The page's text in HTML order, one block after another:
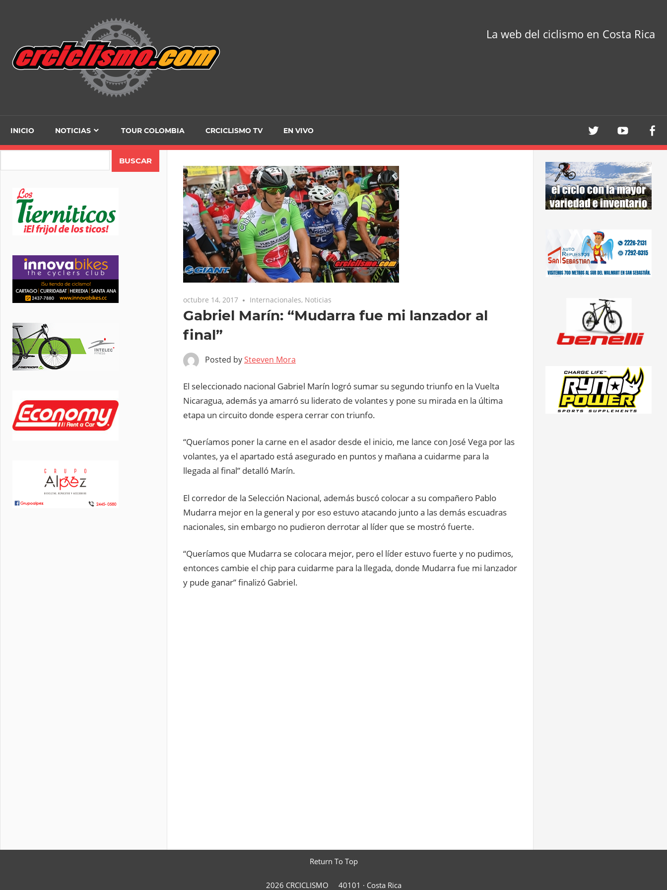
La web del ciclismo en Costa Rica
INICIO NOTICIAS TOUR COLOMBIA CRCICLISMO TV EN VIVO
octubre 14, 2017 Internacionales, Noticias
Gabriel Marín: “Mudarra fue mi lanzador al
final”
Posted bySteeven Mora
El seleccionado nacional Gabriel Marín logró sumar su segundo triunfo en la Vuelta
Nicaragua, además ya amarró su liderato de volantes y pone su mirada en la última
etapa un circuito donde espera cerrar con triunfo.
“Queríamos poner la carne en el asador desde el inicio, me lance con José Vega por las
volantes, ya el apartado está asegurado en puntos y mañana a cuidarme para la
llegada al final” detalló Marín.
El corredor de la Selección Nacional, además buscó colocar a su compañero Pablo
Mudarra mejor en la general y por eso estuvo atacando junto a las demás escuadras
nacionales, sin embargo no pudieron derrotar al líder que se mostró fuerte.
“Queríamos que Mudarra se colocara mejor, pero el líder estuvo fuerte y no pudimos,
entonces cambie el chip para cuidarme para la llegada, donde Mudarra fue mi lanzador
y pude ganar” finalizó Gabriel.
Return To Top
2026 CRCICLISMO 40101 · Costa Rica